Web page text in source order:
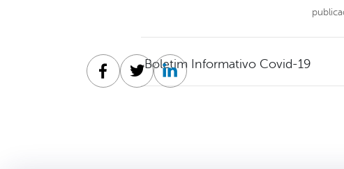
Boletim Informativo Covid-19
Facebook
TwitterLinkedin